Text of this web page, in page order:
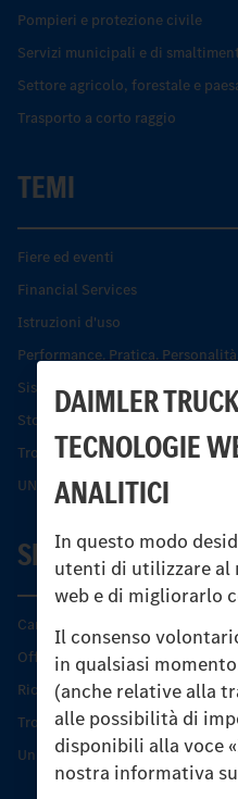
DAIMLER
TECNOLOGIE
ANALITICI
In questo modo
utenti di utilizzare al
web e di migliorarlo
Il consenso
in qualsiasi
(anche relative alla
alle possibilità di
disponibili alla voce
nostra informativa
Pompieri e protezione civile
Servizi municipali e di
Settore agricolo, forestale e
Trasporto a corto raggio
TEMI
Fiere ed eventi
Financial Services
Istruzioni d'uso
Performance. Pratica. Personalità.
Sistemi di assistenza alla guida e
Storia dell’Unimog
Trovare un partner
UNI-TOUCH®
SERVIZIO
Caratteristiche di prodotto
Offerta di servizio Unimog
Ricambi originali
Trovare un partner
Unimog Service Days